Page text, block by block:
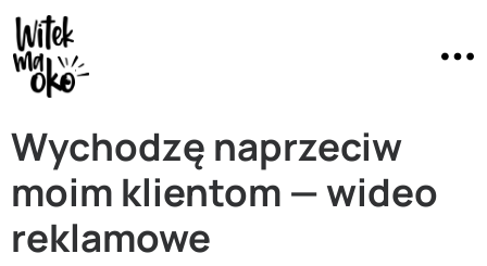
Wychodzę naprzeciw
moim klientom — wideo
reklamowe